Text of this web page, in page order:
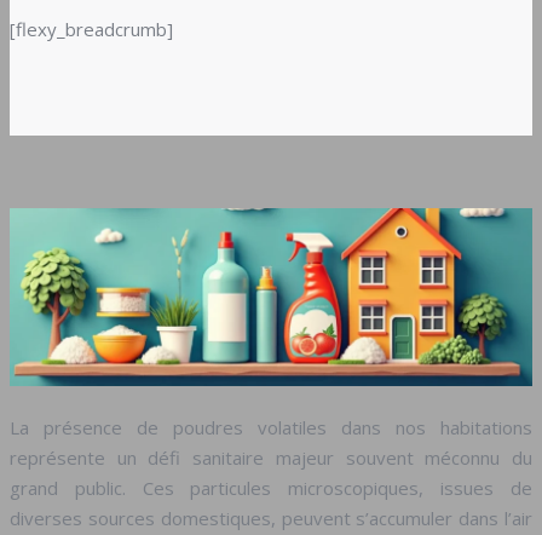
[flexy_breadcrumb]
La présence de poudres volatiles dans nos habitations
représente un défi sanitaire majeur souvent méconnu du
grand public. Ces particules microscopiques, issues de
diverses sources domestiques, peuvent s’accumuler dans l’air